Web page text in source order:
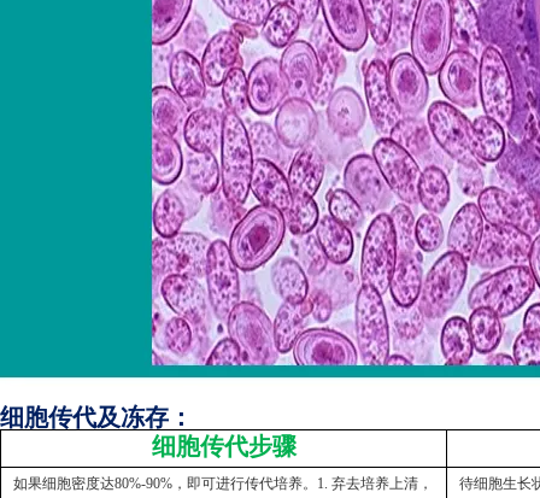
细胞传代及冻存：
细胞传代步骤
如果细胞密度达80%-90%，即可进行传代培养。1. 弃去培养上清，
待细胞生长